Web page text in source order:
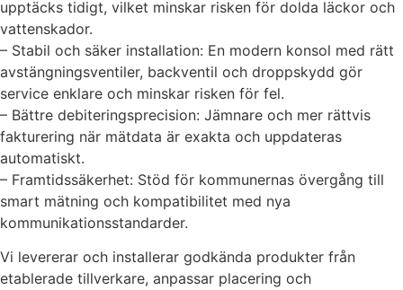
upptäcks tidigt, vilket minskar risken för dolda läckor och
vattenskador.
– Stabil och säker installation: En modern konsol med rätt
avstängningsventiler, backventil och droppskydd gör
service enklare och minskar risken för fel.
– Bättre debiteringsprecision: Jämnare och mer rättvis
fakturering när mätdata är exakta och uppdateras
automatiskt.
– Framtidssäkerhet: Stöd för kommunernas övergång till
smart mätning och kompatibilitet med nya
kommunikationsstandarder.
Vi levererar och installerar godkända produkter från
etablerade tillverkare, anpassar placering och